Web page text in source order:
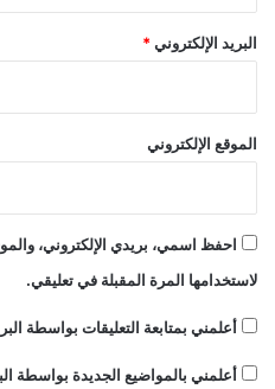
البريد الإلكتروني*
الموقع الإلكتروني
احفظ اسمي، بريدي الإلكتروني،
لاستخدامها المرة المقبلة في تعليقي.
أعلمني بمتابعة التعليقات بواسطة
أعلمني بالمواضيع الجديدة بواسطة